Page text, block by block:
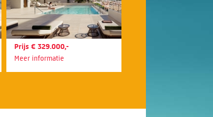
Prijs € 329.000,-
Meer informatie